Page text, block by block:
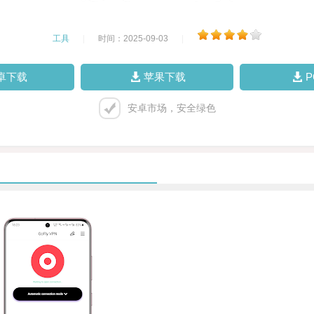
工具 时间：2025-09-03
下载 苹果下载
安卓市场，安全绿色